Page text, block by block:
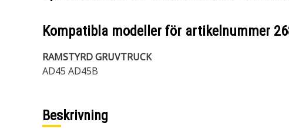
Kompatibla modeller för artikelnummer
RAMSTYRD GRUVTRUCK
AD45 AD45B
Beskrivning